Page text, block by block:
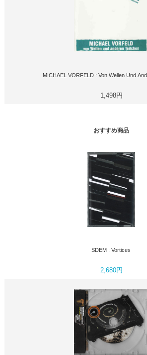
MICHAEL VORFELD : Von Wellen Und
1,498円
おすすめ商品
SDEM : Vortices
2,680円